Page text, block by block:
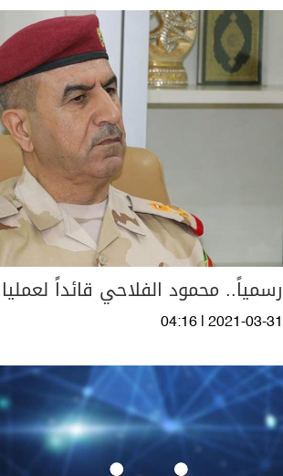
رسمياً.. محمود الفلاحي قائداً
04:16 | 2021-03-31